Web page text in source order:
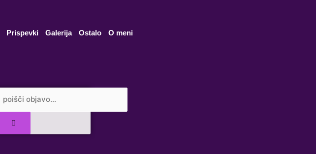
Prispevki Galerija Ostalo O meni